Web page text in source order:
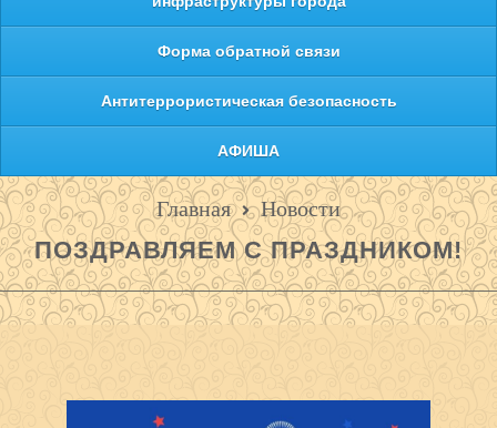
Форма обратной связи
Антитеррористическая безопасность
АФИША
Главная Новости
ПОЗДРАВЛЯЕМ С ПРАЗДНИКОМ!